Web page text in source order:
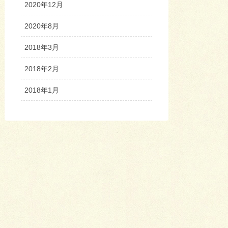
2020年12月
2020年8月
2018年3月
2018年2月
2018年1月